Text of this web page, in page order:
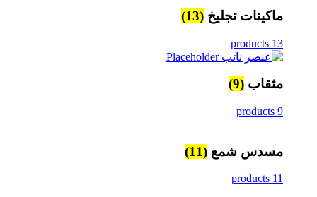
ماكينات تجليخ (13)
13 products
مثقاب (9)
9 products
مسدس شمع (11)
11 products